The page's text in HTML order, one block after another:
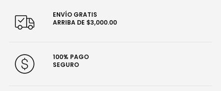
ENVÍO GRATIS
ARRIBA DE $3,000.00
100% PAGO
SEGURO